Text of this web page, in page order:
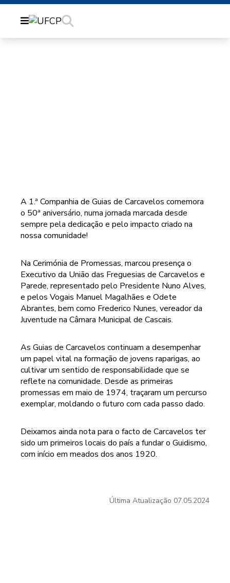
A 1.ª Companhia de Guias de Carcavelos comemora
o 50ª aniversário, numa jornada marcada desde
sempre pela dedicação e pelo impacto criado na
nossa comunidade!
Na Cerimónia de Promessas, marcou presença o
Executivo da União das Freguesias de Carcavelos e
Parede, representado pelo Presidente Nuno Alves,
e pelos Vogais Manuel Magalhães e Odete
Abrantes, bem como Frederico Nunes, vereador da
Juventude na Câmara Municipal de Cascais.
As Guias de Carcavelos continuam a desempenhar
um papel vital na formação de jovens raparigas, ao
cultivar um sentido de responsabilidade que se
reflete na comunidade. Desde as primeiras
promessas em maio de 1974, traçaram um percurso
exemplar, moldando o futuro com cada passo dado.
Deixamos ainda nota para o facto de Carcavelos ter
sido um primeiros locais do país a fundar o Guidismo,
com início em meados dos anos 1920.
Última Atualização 07.05.2024